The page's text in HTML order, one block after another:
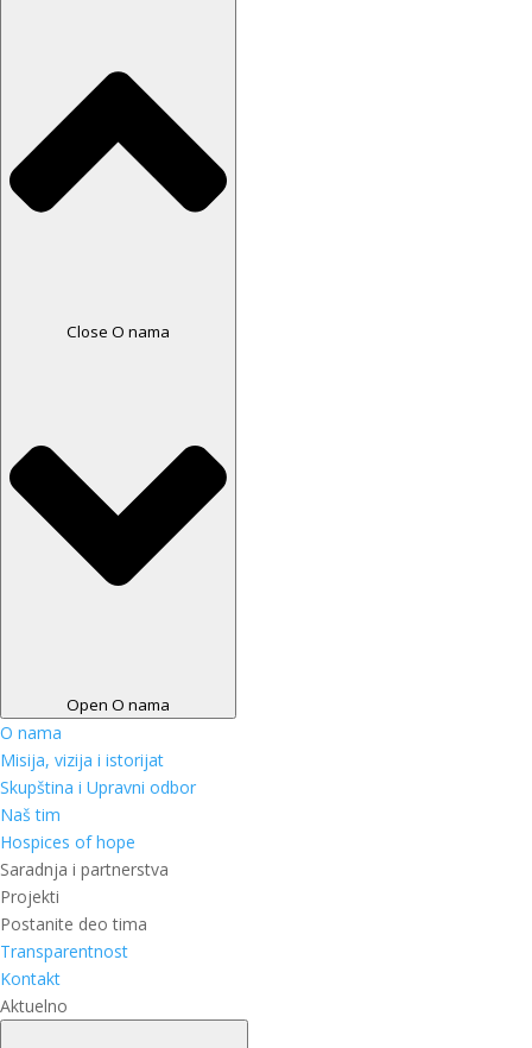
Close O nama
Open O nama
O nama
Misija, vizija i istorijat
Skupština i Upravni odbor
Naš tim
Hospices of hope
Saradnja i partnerstva
Projekti
Postanite deo tima
Transparentnost
Kontakt
Aktuelno